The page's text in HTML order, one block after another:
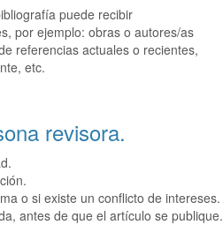
puede recibir
por ejemplo: obras o autores/as
referencias actuales o recientes,
etc.
revisora.
o si existe un conflicto de intereses.
antes de que el artículo se publique.